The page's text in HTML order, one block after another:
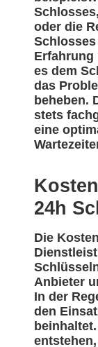
oder die
Erfahrung
es dem
das
beheben.
stets
eine
24h
Die
Anbieter
In der
den